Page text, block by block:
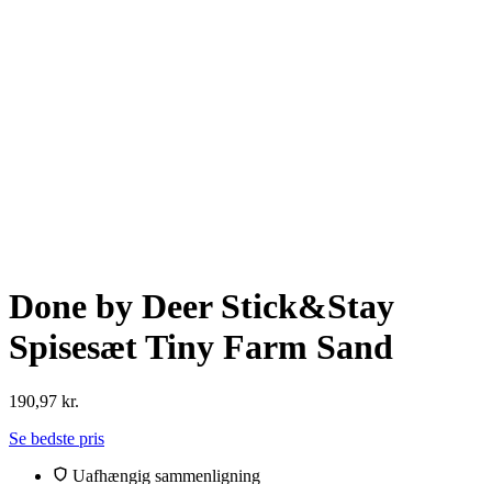
Done by Deer Stick&Stay
Spisesæt Tiny Farm Sand
190,97 kr.
Se bedste pris
Uafhængig sammenligning